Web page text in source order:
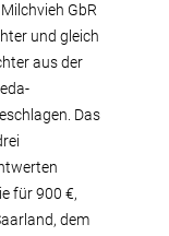
GbR
und gleich
aus der
Das
für 900 €,
dem